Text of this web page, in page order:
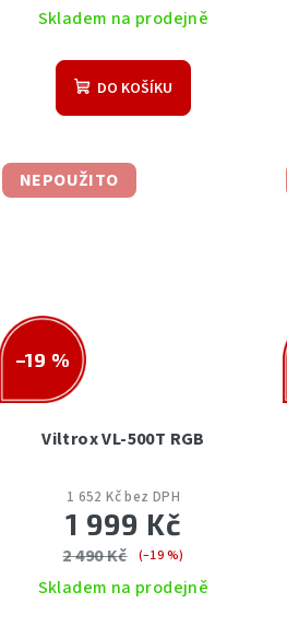
Skladem na prodejně
DO KOŠÍKU
NEPOUŽITO
–19 %
Viltrox VL-500T RGB
1 652 Kč bez DPH
1 999 Kč
2 490 Kč (–19 %)
Skladem na prodejně